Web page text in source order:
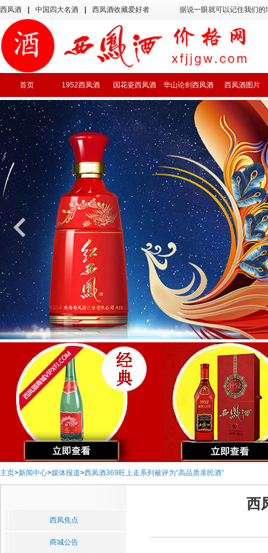
西凤酒 中国四大名酒 西凤酒收藏爱好者 据说一眼就可以记住我们
首页 1952西凤酒 国花瓷西凤酒 华山论剑西凤酒 西凤酒图片
主页>新闻中心>媒体报道>西凤酒369旺上走系列被评为“高品质亲民酒”
西凤焦点
商城公告
西